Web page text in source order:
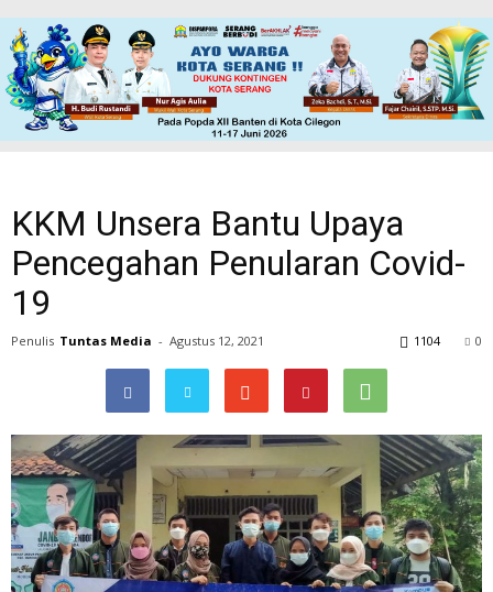
KKM Unsera Bantu Upaya
Pencegahan Penularan Covid-
19
Penulis Tuntas Media - Agustus 12, 2021 0
1104